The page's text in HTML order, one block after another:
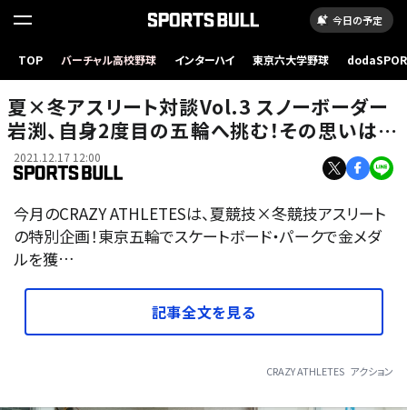
今日の予定
TOP バーチャル高校野球 インターハイ 東京六大学野球
夏×冬アスリート対談Vol.3 スノーボーダー
岩渕、自身2度目の五輪へ挑む！その思いは…
2021.12.17 12:00
今月のCRAZY ATHLETESは、夏競技×冬競技アスリート
の特別企画！東京五輪でスケートボード・パークで金メダ
ルを獲…
記事全文を見る
CRAZY ATHLETES アクション